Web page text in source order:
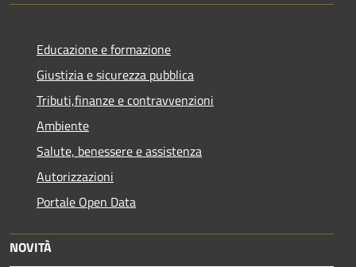
Educazione e formazione
Giustizia e sicurezza pubblica
Tributi,finanze e contravvenzioni
Ambiente
Salute, benessere e assistenza
Autorizzazioni
Portale Open Data
NOVITÀ